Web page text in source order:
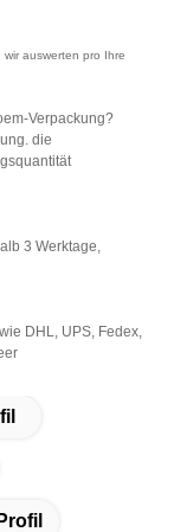
auswerten pro Ihre
Verpackung?
die
3 Werktage,
DHL, UPS, Fedex,